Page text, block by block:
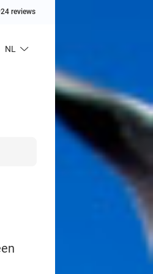
reviews
NL